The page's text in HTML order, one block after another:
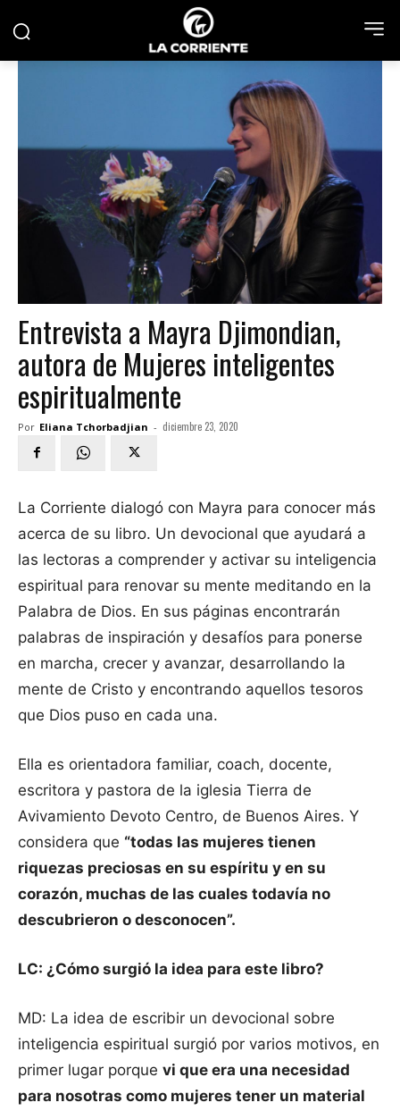
Entrevista a Mayra Djimondian,
autora de Mujeres inteligentes
espiritualmente
Por Eliana Tchorbadjian - diciembre 23, 2020
La Corriente dialogó con Mayra para conocer más
acerca de su libro. Un devocional que ayudará a
las lectoras a comprender y activar su inteligencia
espiritual para renovar su mente meditando en la
Palabra de Dios. En sus páginas encontrarán
palabras de inspiración y desafíos para ponerse
en marcha, crecer y avanzar, desarrollando la
mente de Cristo y encontrando aquellos tesoros
que Dios puso en cada una.
Ella es orientadora familiar, coach, docente,
escritora y pastora de la iglesia Tierra de
Avivamiento Devoto Centro, de Buenos Aires. Y
considera que “todas las mujeres tienen
riquezas preciosas en su espíritu y en su
corazón, muchas de las cuales todavía no
descubrieron o desconocen”.
LC: ¿Cómo surgió la idea para este libro?
MD: La idea de escribir un devocional sobre
inteligencia espiritual surgió por varios motivos, en
primer lugar porque vi que era una necesidad
para nosotras como mujeres tener un material